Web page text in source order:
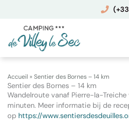
inhoud
Accueil » Sentier des Bornes – 14 km
Sentier des Bornes – 14 km
Wandelroute vanaf Pierre-la-Treiche
minuten. Meer informatie bij de
op https://